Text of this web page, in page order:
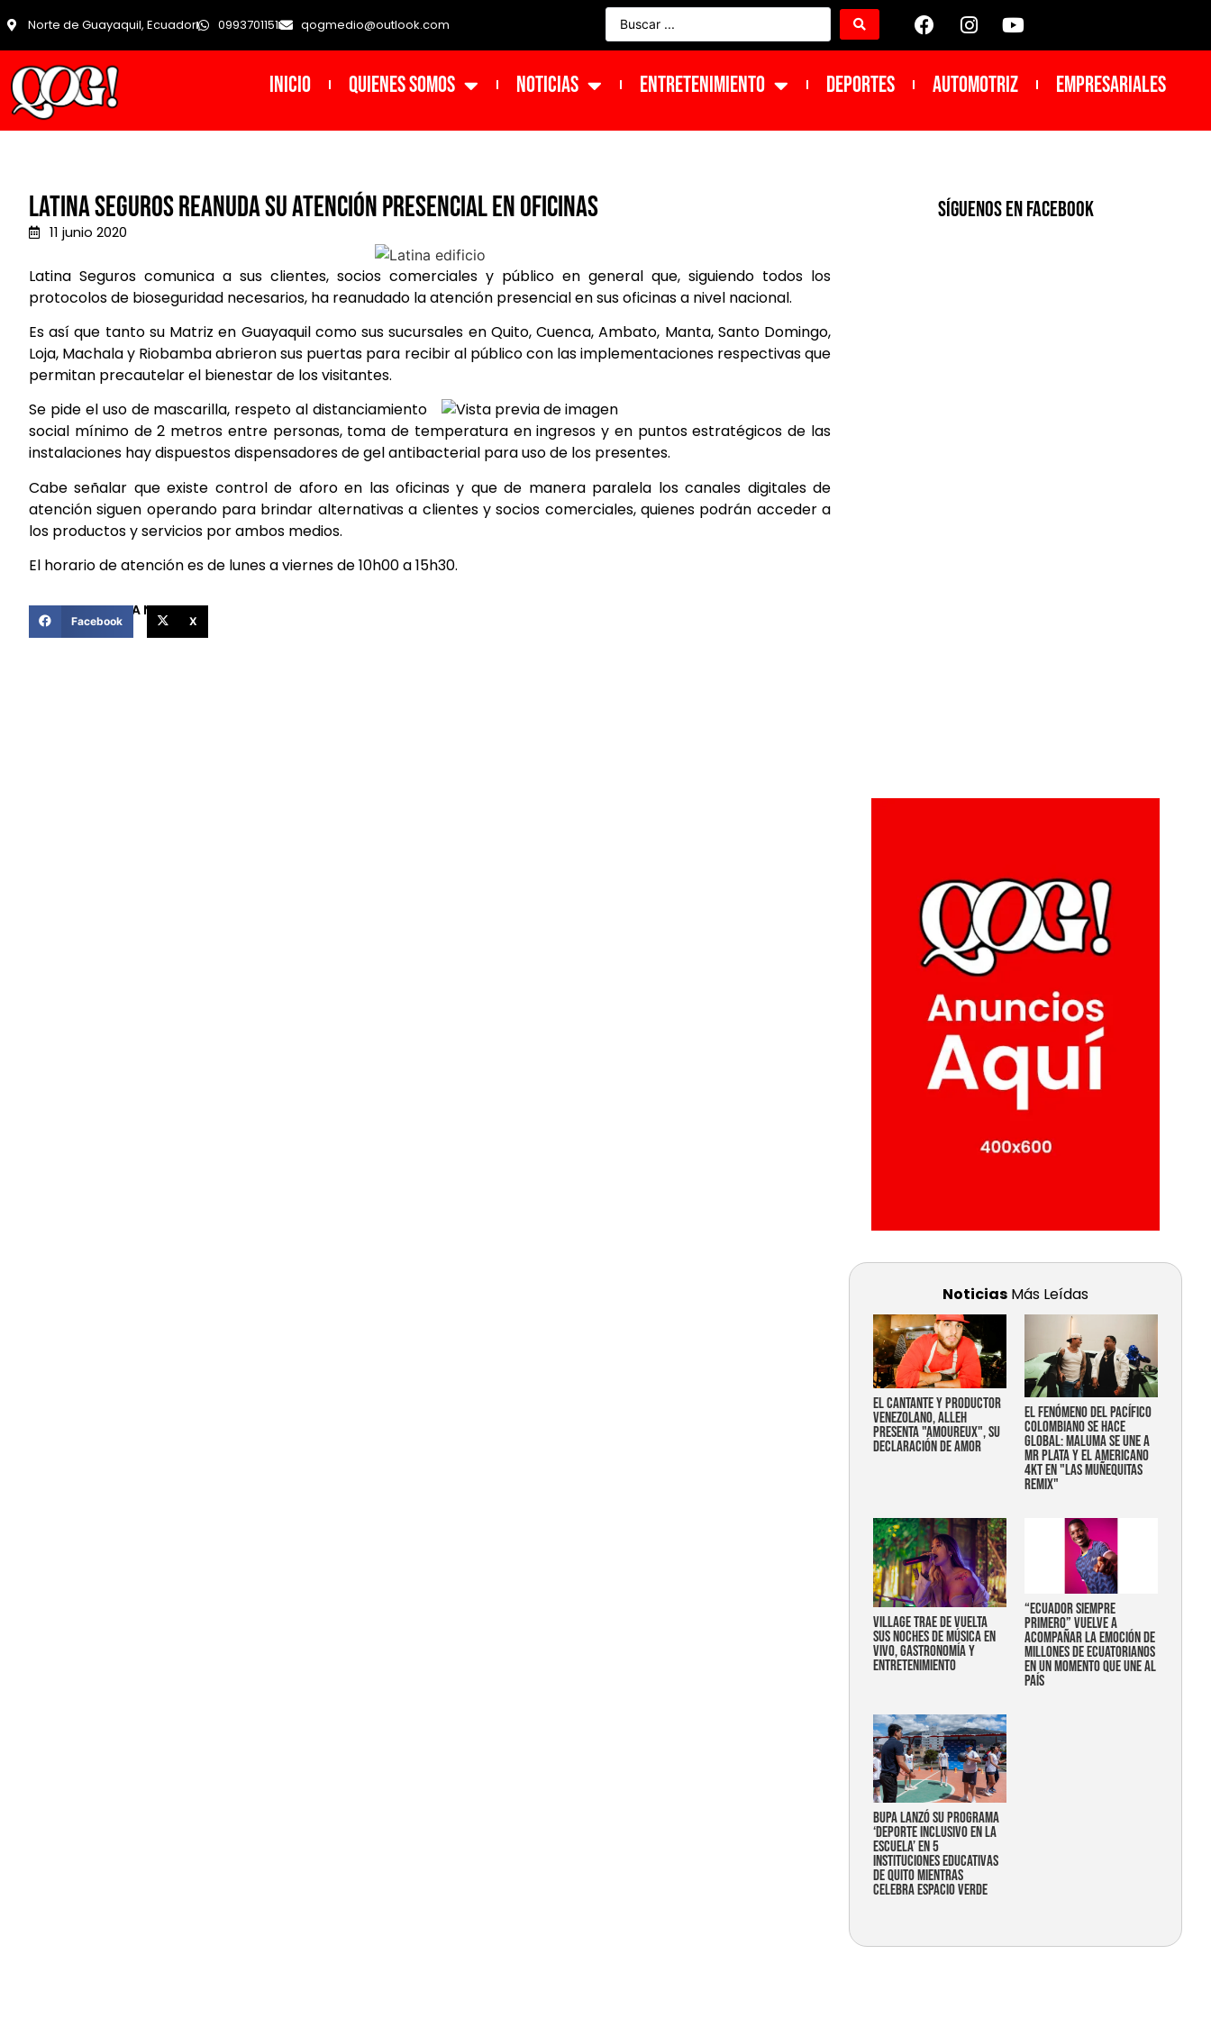
Norte de Guayaquil, Ecuador 0993701151 qogmedio@outlook.com
INICIO Quienes Somos NOTICIAS ENTRETENIMIENTO DEPORTES Automotriz Empresariales
Latina Seguros reanuda su atención presencial en oficinas
11 junio 2020
Latina Seguros comunica a sus clientes, socios comerciales y público en general que, siguiendo todos los
protocolos de bioseguridad necesarios, ha reanudado la atención presencial en sus oficinas a nivel nacional.
Es así que tanto su Matriz en Guayaquil como sus sucursales en Quito, Cuenca, Ambato, Manta, Santo Domingo,
Loja, Machala y Riobamba abrieron sus puertas para recibir al público con las implementaciones respectivas que
permitan precautelar el bienestar de los visitantes.
Se pide el uso de mascarilla, respeto al distanciamiento
social mínimo de 2 metros entre personas, toma de temperatura en ingresos y en puntos estratégicos de las
instalaciones hay dispuestos dispensadores de gel antibacterial para uso de los presentes.
Cabe señalar que existe control de aforo en las oficinas y que de manera paralela los canales digitales de
atención siguen operando para brindar alternativas a clientes y socios comerciales, quienes podrán acceder a
los productos y servicios por ambos medios.
El horario de atención es de lunes a viernes de 10h00 a 15h30.
COMPARTIR ESTA NOTICIA
Facebook X
SíGUENOS EN FACEBOOK
Noticias Más Leídas
EL CANTANTE Y PRODUCTOR
VENEZOLANO, ALLEH
PRESENTA "AMOUREUX", SU
DECLARACIÓN DE AMOR
EL FENÓMENO DEL PACÍFICO
COLOMBIANO SE HACE
GLOBAL: MALUMA SE UNE A
MR PLATA Y EL AMERICANO
4KT EN "LAS MUÑEQUITAS
REMIX"
Village trae de vuelta
sus noches de música en
vivo, gastronomía y
entretenimiento
“Ecuador siempre
primero” vuelve a
acompañar la emoción de
millones de ecuatorianos
en un momento que une al
país
Bupa lanzó su programa
‘Deporte Inclusivo en la
Escuela’ en 5
instituciones educativas
de Quito mientras
celebra espacio verde